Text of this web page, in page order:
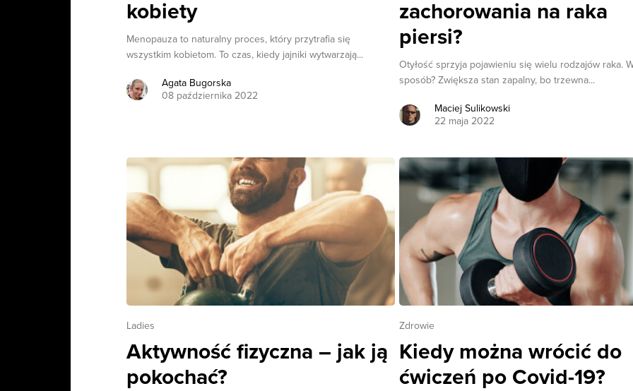
kobiety
Menopauza to naturalny proces, który przytrafia się
wszystkim kobietom. To czas, kiedy jajniki wytwarzają...
Agata Bugorska
08 października 2022
zachorowania na raka
piersi?
Otyłość sprzyja pojawieniu się wielu rodzajów raka.
sposób? Zwiększa stan zapalny, bo trzewna...
Maciej Sulikowski
22 maja 2022
Ladies
Aktywność fizyczna – jak ją
pokochać?
Zdrowie
Kiedy można wrócić do
ćwiczeń po Covid-19?